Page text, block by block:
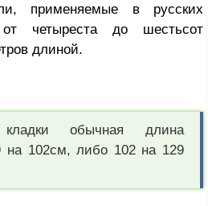
применяемые в русских
четыреста до шестьсот
длиной.
обычная длина
на 102см, либо 102 на 129